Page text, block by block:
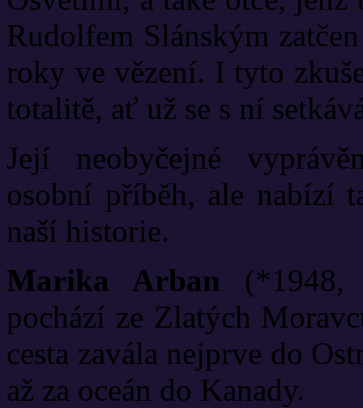
Rudolfem Slánským
roky ve vězení. I tyto
totalitě, ať už se s ní
Její neobyčejné
osobní příběh, ale nabízí
naší historie.
Marika Arban (*1948,
pochází ze Zlatých
cesta zavála nejprve do
až za oceán do Kanady.